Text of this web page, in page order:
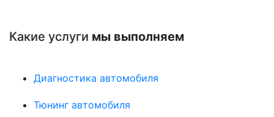
Какие услуги мы выполняем
Диагностика автомобиля
Тюнинг автомобиля